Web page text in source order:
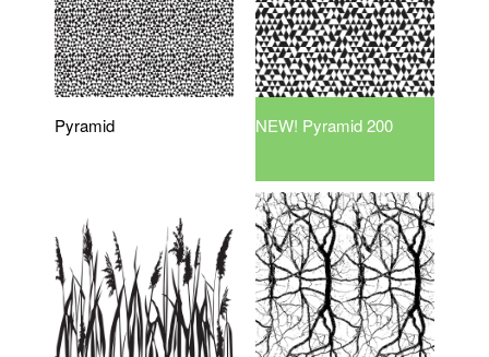
Pyramid NEW! Pyramid 200